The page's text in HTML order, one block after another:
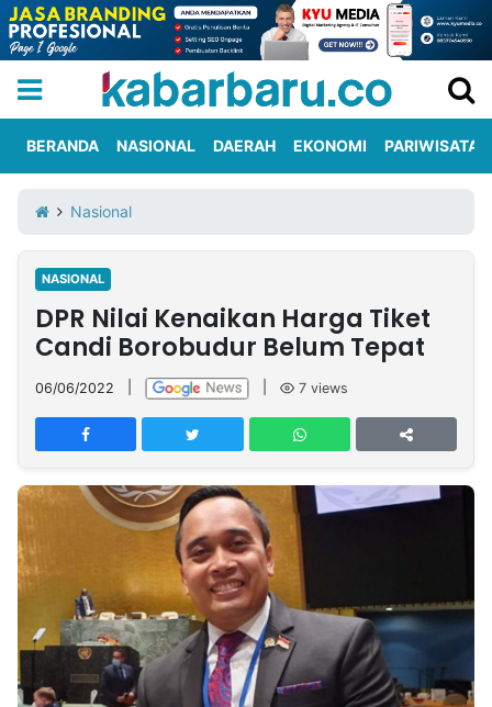
Iklan
Berita
Kami
Nasional
International
Olahraga
Entertainment
Daerah
Pariwisata
Kuliner
Kolom
Network
PT
TREETAN
MULTIMEDIA
INDONESIA
Partner
Insight
NTB
Suara
Time
Lens
IDN
Daily
Jogja
Jalan
Rakyat
Idealita
News
Kita
Notice
Dinamikapost.com
Radar
Baru
Seedbacklink
BERANDA NASIONAL DAERAH EKONOMI PARIWISATA
Nasional
NASIONAL
DPR Nilai Kenaikan Harga Tiket
Candi Borobudur Belum Tepat
06/06/2022 7 views